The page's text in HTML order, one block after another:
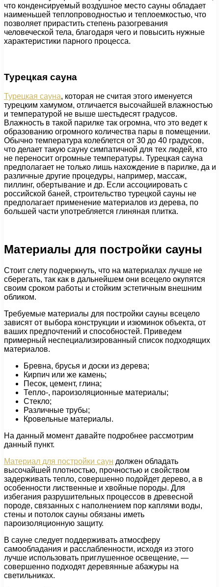
что конденсируемый воздушное место сауны обладает
наименьшей теплопроводностью и теплоемкостью, что
позволяет прирастить степень разогревания
человеческой тела, благодаря чего и повысить нужные
характеристики парного процесса.
Турецкая сауна
Турецкая сауна, которая не считая этого именуется
турецким хамумом, отличается высочайшей влажностью
и температурой не выше шестьдесят градусов.
Влажность в такой парилке так огромна, что это ведет к
образованию огромного количества пары в помещении.
Обычно температура колеблется от 30 до 40 градусов,
что делает такую сауну симпатичной для тех людей, кто
не переносит огромные температуры. Турецкая сауна
предполагает не только лишь нахождение в парилке, да и
различные другие процедуры, например, массаж,
пиллинг, обертывание и др. Если ассоциировать с
российской баней, строительство турецкой сауны не
предполагает применение материалов из дерева, по
большей части употребляется глиняная плитка.
Материалы для постройки сауны
Стоит слету подчеркнуть, что на материалах лучше не
сберегать, так как в дальнейшем они всецело окупятся
своим сроком работы и стойким эстетичным внешним
обликом.
Требуемые материалы для постройки сауны всецело
зависят от выбора конструкции и изюминок объекта, от
ваших предпочтений и способностей. Приведем
примерный неспециализированный список подходящих
материалов.
Бревна, брусья и доски из дерева;
Кирпич или же камень;
Песок, цемент, глина;
Тепло-, пароизоляционные материалы;
Стекло;
Различные трубы;
Кровельные материалы.
На данный момент давайте подробнее рассмотрим
данный пункт.
Материал для постройки саун должен обладать
высочайшей плотностью, прочностью и свойством
задерживать тепло, совершенно подойдет дерево, а в
особенности лиственные и хвойные породы. Для
избегания разрушительных процессов в древесной
породе, связанных с наполнением пор каплями воды,
стены и потолок сауны обязаны иметь
пароизоляционную защиту.
В сауне следует поддерживать атмосферу
самообладания и расслабленности, исходя из этого
лучше использовать приглушенное освещение, —
совершенно подходят деревянные абажуры на
светильниках.